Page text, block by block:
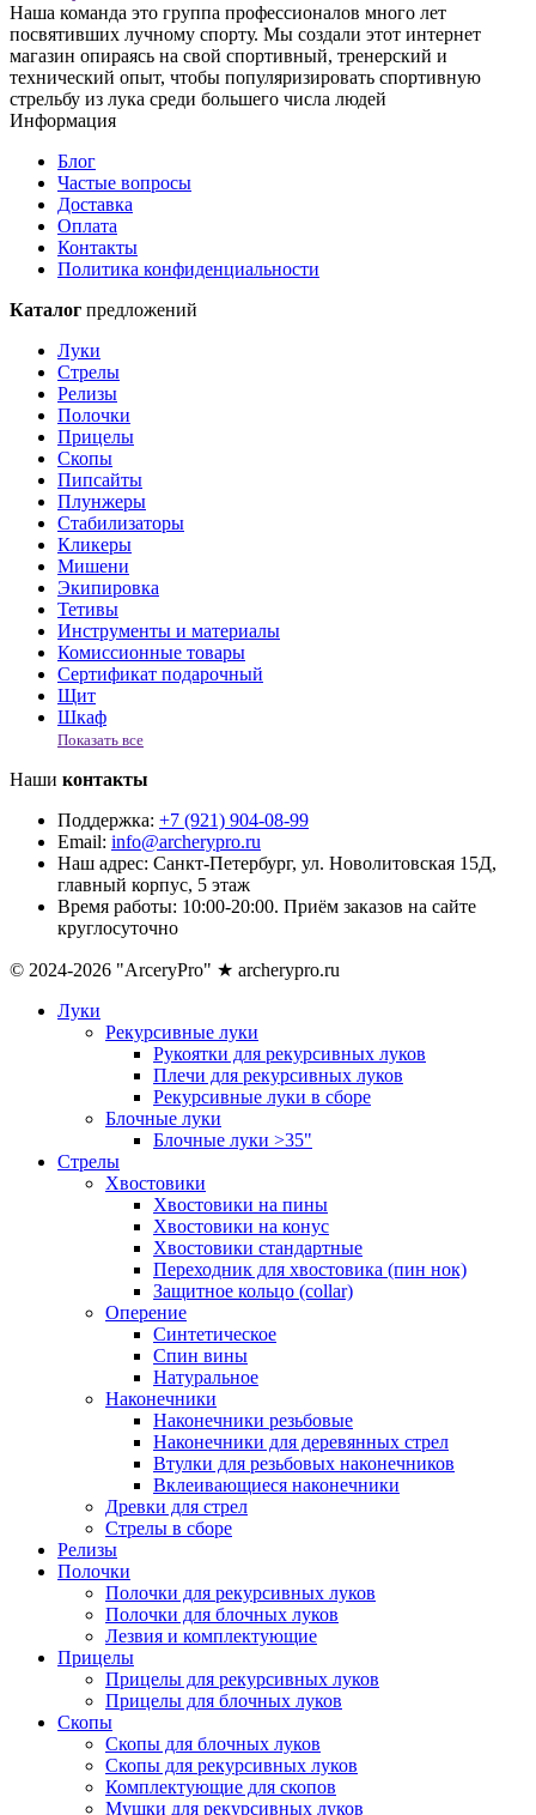
Наша команда это группа профессионалов много лет
посвятивших лучному спорту. Мы создали этот интернет
магазин опираясь на свой спортивный, тренерский и
технический опыт, чтобы популяризировать спортивную
стрельбу из лука среди большего числа людей
Информация
Блог
Частые вопросы
Доставка
Оплата
Контакты
Политика конфиденциальности
Каталог предложений
Луки
Стрелы
Релизы
Полочки
Прицелы
Скопы
Пипсайты
Плунжеры
Стабилизаторы
Кликеры
Мишени
Экипировка
Тетивы
Инструменты и материалы
Комиссионные товары
Сертификат подарочный
Щит
Шкаф
Показать все
Наши контакты
Поддержка: +7 (921) 904-08-99
Email: info@archerypro.ru
Наш адрес: Санкт-Петербург, ул. Новолитовская 15Д,
главный корпус, 5 этаж
Время работы: 10:00-20:00. Приём заказов на сайте
круглосуточно
© 2024-2026 "ArceryPro" ★ archerypro.ru
Луки
Рекурсивные луки
Рукоятки для рекурсивных луков
Плечи для рекурсивных луков
Рекурсивные луки в сборе
Блочные луки
Блочные луки >35"
Стрелы
Хвостовики
Хвостовики на пины
Хвостовики на конус
Хвостовики стандартные
Переходник для хвостовика (пин нок)
Защитное кольцо (collar)
Оперение
Синтетическое
Спин вины
Натуральное
Наконечники
Наконечники резьбовые
Наконечники для деревянных стрел
Втулки для резьбовых наконечников
Вклеивающиеся наконечники
Древки для стрел
Стрелы в сборе
Релизы
Полочки
Полочки для рекурсивных луков
Полочки для блочных луков
Лезвия и комплектующие
Прицелы
Прицелы для рекурсивных луков
Прицелы для блочных луков
Скопы
Скопы для блочных луков
Скопы для рекурсивных луков
Комплектующие для скопов
Мушки для рекурсивных луков